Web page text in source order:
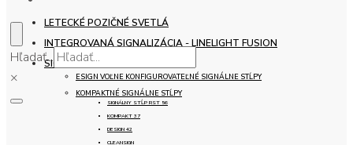
Hľadať...
×
LETECKÉ POZIČNÉ SVETLÁ
INTEGROVANÁ SIGNALIZÁCIA - LINELIGHT FUSION
SIGNÁLNE STĹPY
ESIGN VOĽNE KONFIGUROVATEĽNÉ SIGNÁLNE STĹPY
KOMPAKTNÉ SIGNÁLNE STĹPY
SIGNÁLNY STĹP RST 56
KOMPAKT 37
DESIGN 42
CLEANSIGN